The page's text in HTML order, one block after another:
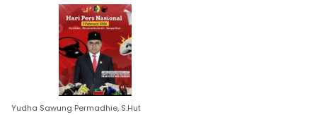
Yudha Sawung Permadhie, S.Hut